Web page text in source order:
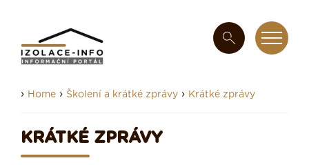
› Home › Školení a krátké zprávy › Krátké zprávy
KRÁTKÉ ZPRÁVY